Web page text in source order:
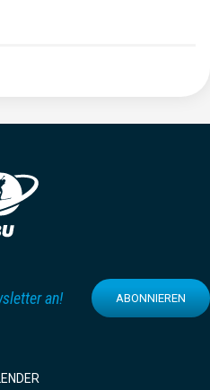
an! ABONNIEREN